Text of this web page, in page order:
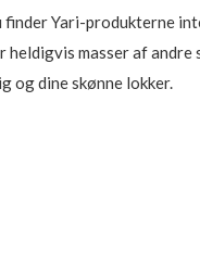
finder Yari-produkterne
heldigvis masser af
og dine skønne lokker.